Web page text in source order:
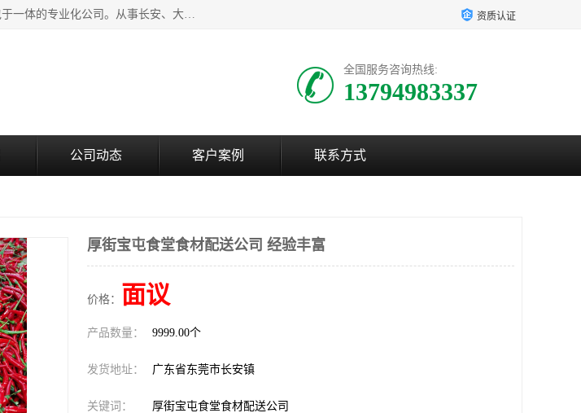
广东食安膳食管理服务有限公司是一家集干货粮油、肉禽蔬菜等食品加工、配送及食堂承包于一体的专业化公司。从事长安、大朗、大岭山、厚街、虎门等地区的蔬菜配送服务。 专业的服务队伍，以及完善的服务机制，经过多年的努力拼搏，赢得了广大客户的信赖和支持。 资质认证
全国服务咨询热线:
13794983337
公司动态 客户案例 联系方式
厚街宝屯食堂食材配送公司 经验丰富
价格： 面议
产品数量： 9999.00个
发货地址： 广东省东莞市长安镇
关键词： 厚街宝屯食堂食材配送公司